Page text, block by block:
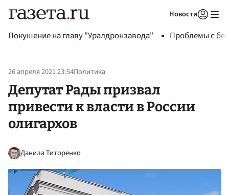
Новости
Покушение на главу "Уралдронзавода" Проблемы с
26 апреля 2021 23:54Политика
Депутат Рады призвал
привести к власти в России
олигархов
Данила Титоренко